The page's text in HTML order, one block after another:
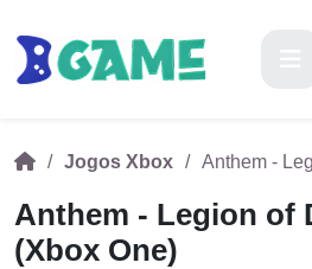
Jogos Xbox Anthem -
Anthem - Legion of
(Xbox One)